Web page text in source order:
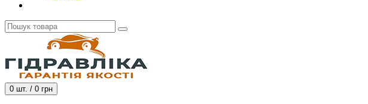
0 шт. / 0 грн